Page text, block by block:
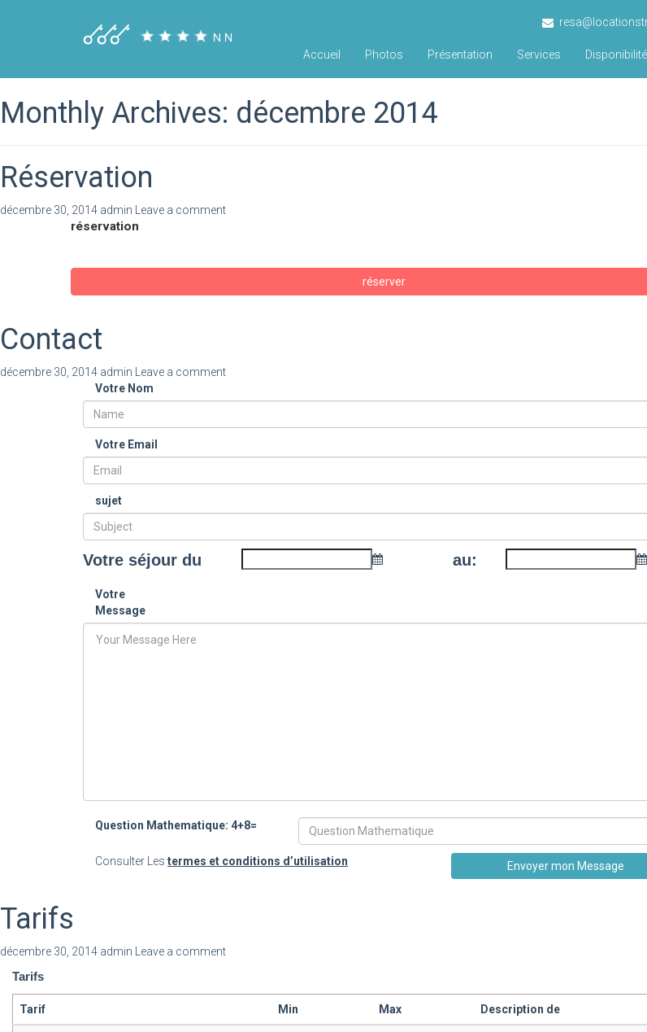
Accueil Photos Présentation Services
Monthly Archives: décembre 2014
Réservation
décembre 30, 2014 admin Leave a comment
réservation
réserver
Contact
décembre 30, 2014 admin
Leave a comment
Votre Nom
Votre Email
sujet
Votre séjour du au:
Votre
Message
Question Mathematique: 4+8=
Consulter Les termes et conditions d’utilisation
Tarifs
décembre 30, 2014 admin Leave a comment
Tarifs
Tarif Min Max Description de